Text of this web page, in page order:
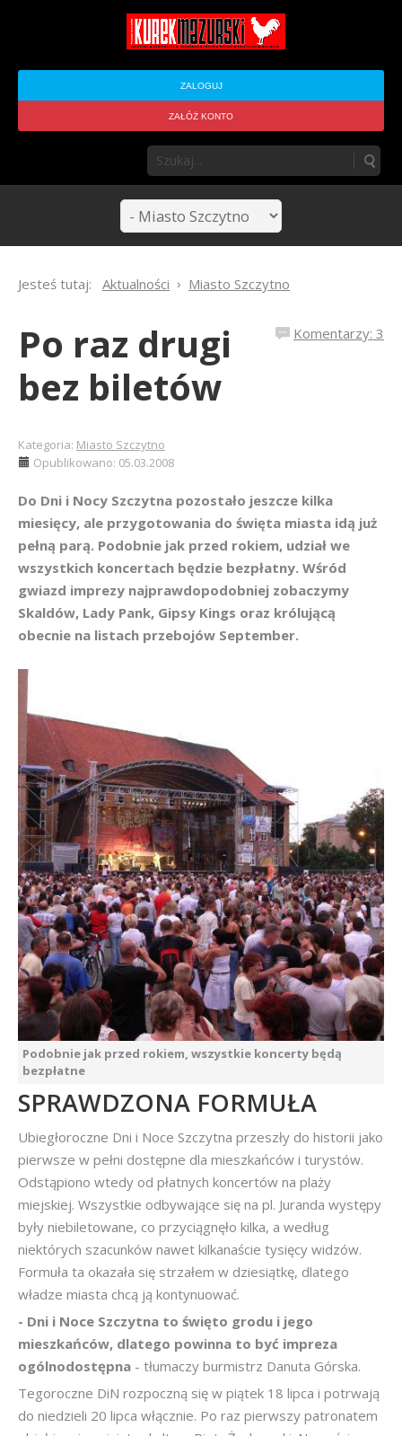
ZALOGUJ
ZAŁÓŻ KONTO
Jesteś tutaj: Aktualności Miasto Szczytno
Komentarzy: 3
Po raz drugi
bez biletów
Kategoria: Miasto Szczytno
Opublikowano: 05.03.2008
Do Dni i Nocy Szczytna pozostało jeszcze kilka
miesięcy, ale przygotowania do święta miasta idą już
pełną parą. Podobnie jak przed rokiem, udział we
wszystkich koncertach będzie bezpłatny. Wśród
gwiazd imprezy najprawdopodobniej zobaczymy
Skaldów, Lady Pank, Gipsy Kings oraz królującą
obecnie na listach przebojów September.
Podobnie jak przed rokiem, wszystkie koncerty będą
bezpłatne
SPRAWDZONA FORMUŁA
Ubiegłoroczne Dni i Noce Szczytna przeszły do historii jako
pierwsze w pełni dostępne dla mieszkańców i turystów.
Odstąpiono wtedy od płatnych koncertów na plaży
miejskiej. Wszystkie odbywające się na pl. Juranda występy
były niebiletowane, co przyciągnęło kilka, a według
niektórych szacunków nawet kilkanaście tysięcy widzów.
Formuła ta okazała się strzałem w dziesiątkę, dlatego
władze miasta chcą ją kontynuować.
- Dni i Noce Szczytna to święto grodu i jego
mieszkańców, dlatego powinna to być impreza
ogólnodostępna - tłumaczy burmistrz Danuta Górska.
Tegoroczne DiN rozpoczną się w piątek 18 lipca i potrwają
do niedzieli 20 lipca włącznie. Po raz pierwszy patronatem